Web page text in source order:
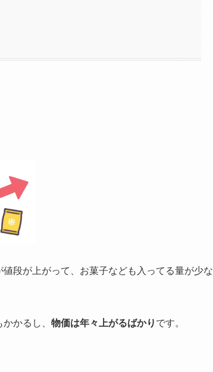
段が上がって、お菓子なども入ってる量が少な
かるし、 物価は年々上がるばかり です。